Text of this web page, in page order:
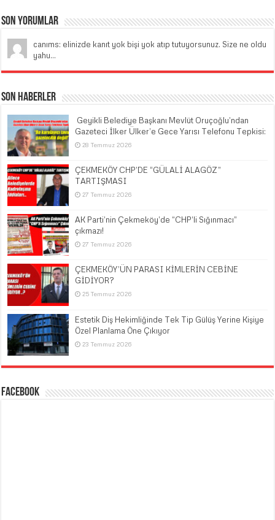
Son Yorumlar
canıms: elinizde kanıt yok bişi yok atıp tutuyorsunuz. Size ne oldu
yahu...
Son Haberler
​ Geyikli Belediye Başkanı Mevlüt Oruçoğlu’ndan
Gazeteci İlker Ülker’e Gece Yarısı Telefonu Tepkisi:
28 Temmuz 2026
ÇEKMEKÖY CHP’DE “GÜLALİ ALAGÖZ”
TARTIŞMASI
27 Temmuz 2026
AK Parti’nin Çekmeköy’de “CHP’li Sığınmacı”
çıkmazı!
27 Temmuz 2026
ÇEKMEKÖY’ÜN PARASI KİMLERİN CEBİNE
GİDİYOR?
25 Temmuz 2026
Estetik Diş Hekimliğinde Tek Tip Gülüş Yerine Kişiye
Özel Planlama Öne Çıkıyor
23 Temmuz 2026
Facebook